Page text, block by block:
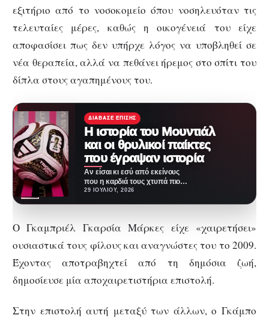
εξιτήριο από το νοσοκομείο όπου νοσηλευόταν τις
τελευταίες μέρες, καθώς η οικογένειά του είχε
αποφασίσει πως δεν υπήρχε λόγος να υποβληθεί σε
νέα θεραπεία, αλλά να πεθάνει ήρεμος στο σπίτι του
δίπλα στους αγαπημένους του.
ΔΙΆΒΑΣΕ ΕΠΊΣΗΣ
Η ιστορία του Μουντιάλ
και οι θρυλικοί παίκτες
που έγραψαν ιστορία
Αν είσαι κι εσύ από εκείνους
που η καρδιά τους χτυπά πιο
δυνατά κάθε φορά που…
29 ΙΟΥΛΊΟΥ, 2026
Ο Γκαμπριέλ Γκαρσία Μάρκες είχε «χαιρετήσει»
ουσιαστικά τους φίλους και αναγνώστες του το 2009.
Έχοντας αποτραβηχτεί από τη δημόσια ζωή,
δημοσίευσε μία αποχαιρετιστήρια επιστολή.
Στην επιστολή αυτή μεταξύ των άλλων, ο Γκάμπο